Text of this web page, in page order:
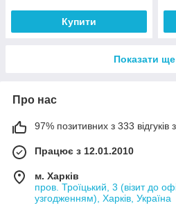
Купити
Показати ще
Про нас
97% позитивних з 333 відгуків
Працює з 12.01.2010
м. Харків
пров. Троїцький, 3 (візит до
узгодженням), Харків, Україна